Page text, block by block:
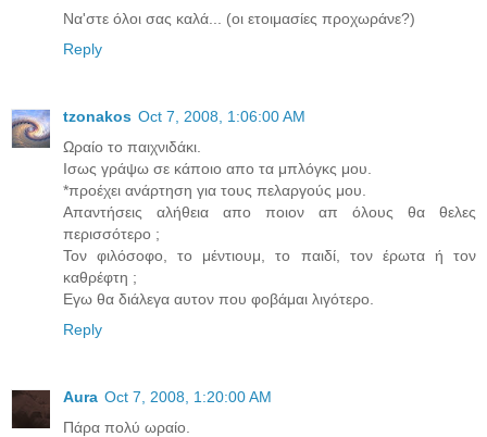
Να'στε όλοι σας καλά... (οι ετοιμασίες προχωράνε?)
Reply
tzonakos Oct 7, 2008, 1:06:00 AM
Ωραίο το παιχνιδάκι.
Ισως γράψω σε κάποιο απο τα μπλόγκς μου.
*προέχει ανάρτηση για τους πελαργούς μου.
Απαντήσεις αλήθεια απο ποιον απ όλους θα θελες
περισσότερο ;
Τον φιλόσοφο, το μέντιουμ, το παιδί, τον έρωτα ή τον
καθρέφτη ;
Εγω θα διάλεγα αυτον που φοβάμαι λιγότερο.
Reply
Aura Oct 7, 2008, 1:20:00 AM
Πάρα πολύ ωραίο.